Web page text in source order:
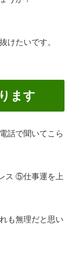
けたいです。
ます
話で聞いてこら
ス ⑤仕事運を上
も無理だと思い